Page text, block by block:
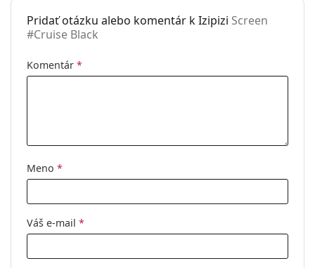
Puzdro:
Áno
handrička:
Ostatné
Okuliare na počítač
Značka:
Pridať otázku alebo komentár k Izipizi Screen
#Cruise Black
Komentár *
Meno *
Váš e-mail *